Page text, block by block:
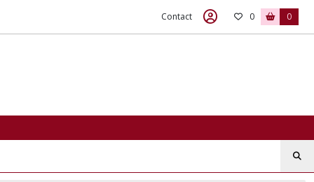
Contact 0 0